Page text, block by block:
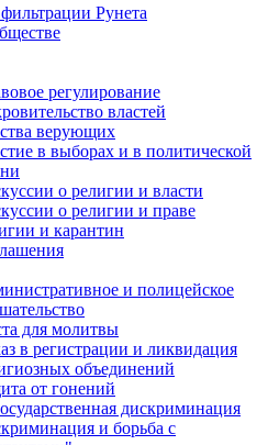
Рунета
регулирование
властей
верующих
в выборах и в политической
о религии и власти
о религии и праве
и карантин
и полицейское
для молитвы
в регистрации и ликвидация
объединений
от гонений
дискриминация
и борьба с